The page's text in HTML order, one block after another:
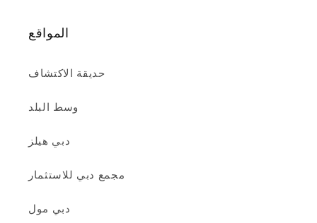
المواقع
حديقة الاكتشاف
وسط البلد
دبي هيلز
مجمع دبي للاستثمار
دبي مول